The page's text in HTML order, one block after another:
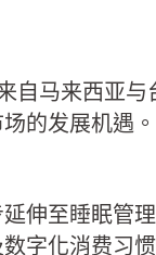
自马来西亚
的发展机遇。
伸至睡眠管
字化消费习